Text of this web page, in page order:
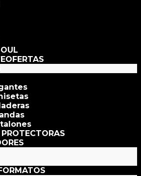
OFERTAS